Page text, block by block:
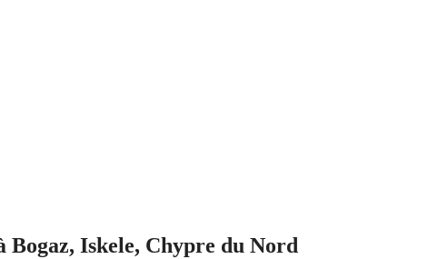
Bogaz, Iskele, Chypre du Nord